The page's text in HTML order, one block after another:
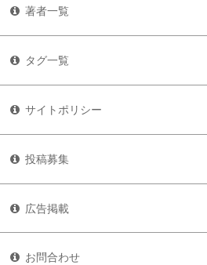
著者一覧
タグ一覧
サイトポリシー
投稿募集
広告掲載
お問合わせ